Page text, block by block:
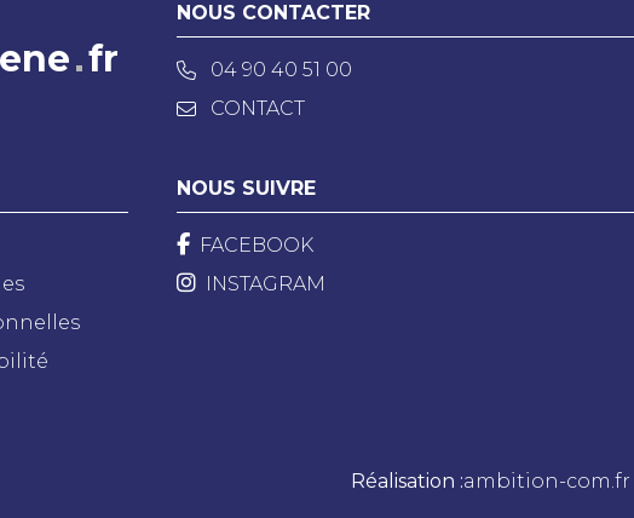
fr
NOUS CONTACTER
04 90 40 51 00
CONTACT
NOUS SUIVRE
FACEBOOK
INSTAGRAM
Réalisation :ambition-com.fr